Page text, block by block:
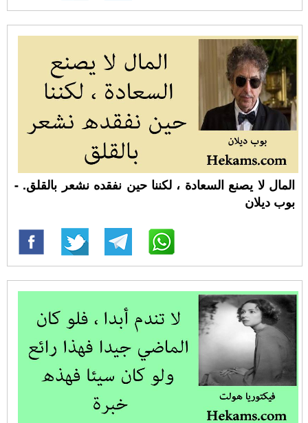
المال لا يصنع السعادة ، لكننا حين نفقده نشعر بالقلق. -
بوب ديلان